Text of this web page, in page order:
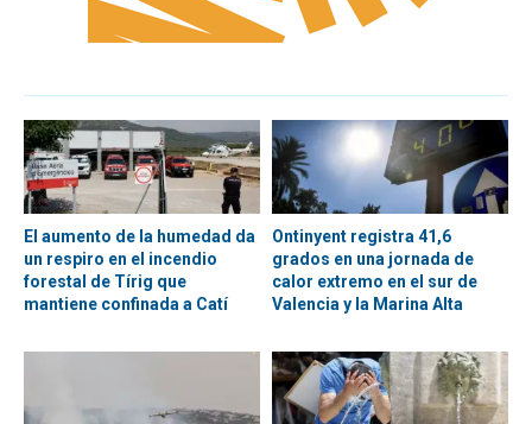
El aumento de la humedad da
un respiro en el incendio
forestal de Tírig que
mantiene confinada a Catí
Ontinyent registra 41,6
grados en una jornada de
calor extremo en el sur de
Valencia y la Marina Alta